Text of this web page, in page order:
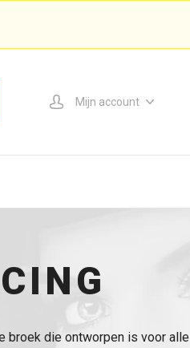
Mijn account
broek die ontworpen is voor alle